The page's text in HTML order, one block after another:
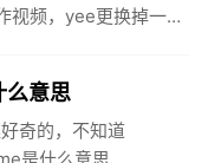
视频，yee更换掉一些
么意思
奇的，不知道